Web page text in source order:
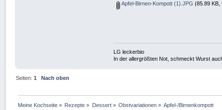
Apfel-Birnen-Kompott (1).JPG (85.89 KB,
LG leckerbio
In der allergrößten Not, schmeckt Wurst
Seiten:1 Nach oben
Meine Kochseite » Rezepte » Dessert» Obstvariationen » Apfel-/Birnenkompott